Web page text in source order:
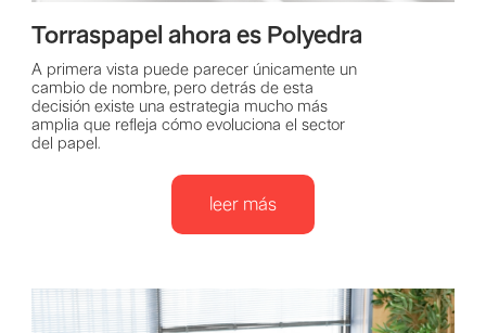
Torraspapel ahora es Polyedra
A primera vista puede parecer únicamente un
cambio de nombre, pero detrás de esta
decisión existe una estrategia mucho más
amplia que refleja cómo evoluciona el sector
del papel.
leer más